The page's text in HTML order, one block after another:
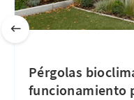
Pérgolas
funcionamiento